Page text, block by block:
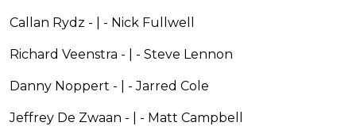
Callan Rydz - | - Nick Fullwell
Richard Veenstra - | - Steve Lennon
Danny Noppert - | - Jarred Cole
Jeffrey De Zwaan - | - Matt Campbell